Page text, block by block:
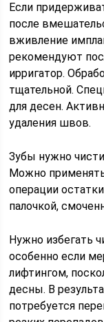
Если
после
вживление
рекомендуют
ирригатор.
тщательной.
для десен.
удаления швов.
Зубы нужно
Можно
операции
палочкой,
Нужно избегать
особенно если
лифтингом,
десны. В
потребуется